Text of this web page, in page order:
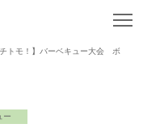
チトモ！】バーベキュー大会 ボ
ー